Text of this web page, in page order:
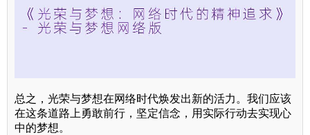
总之，光荣与梦想在网络时代焕发出新的活力。我们应该
在这条道路上勇敢前行，坚定信念，用实际行动去实现心
中的梦想。